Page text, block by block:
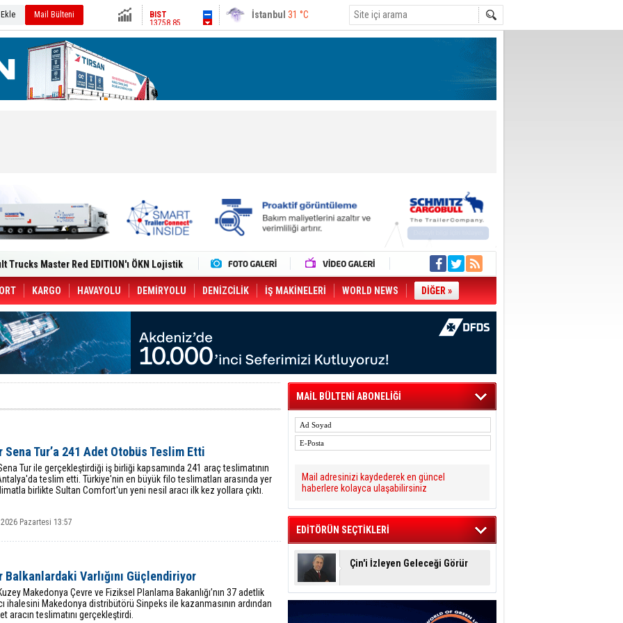
Mail Bülteni
Altın6653.85 Ankara34 °C
Yeni Tesisiyle Küresel Büyümesini
Dron Saldırısı: 3 Mürettebatın
CCO'su Oldu
49 Destinasyonda İndirimli Taşıma
Kargo Haziran 2026 Döneminde %8.5
Dergi)
Dijitalleştiriyor
in June, Up 8.5%
ile Güçlendirdi
Saadia Zahidi Getirildi. IATA Tarihinde İlk
Zahidi as Director General
KARGO HAVAYOLU DEMİRYOLU DENİZCİLİK İŞ MAKİNELERİ WORLD NEWS DİĞER »
Sena Tur’a 241 Adet Otobüs Teslim Etti
Tur ile gerçekleştirdiği iş birliği kapsamında 241 araç teslimatının
teslim etti. Türkiye'nin en büyük filo teslimatları arasında yer
birlikte Sultan Comfort'un yeni nesil aracı ilk kez yollara çıktı.
Pazartesi 13:57
Balkanlardaki Varlığını Güçlendiriyor
Makedonya Çevre ve Fiziksel Planlama Bakanlığı’nın 37 adetlik
ihalesini Makedonya distribütörü Sinpeks ile kazanmasının ardından
aracın teslimatını gerçekleştirdi.
MAİL BÜLTENİ ABONELİĞİ
Mail adresinizi kaydederek en güncel
haberlere kolayca ulaşabilirsiniz
EDİTÖRÜN SEÇTİKLERİ
Çin'i İzleyen Geleceği Görür